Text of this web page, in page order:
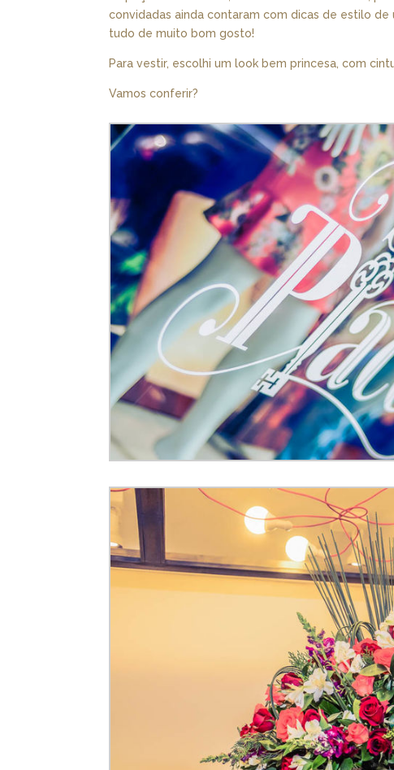
convidadas ainda contaram com dicas de estilo
tudo de muito bom gosto!
Para vestir, escolhi um look bem princesa, com
Vamos conferir?